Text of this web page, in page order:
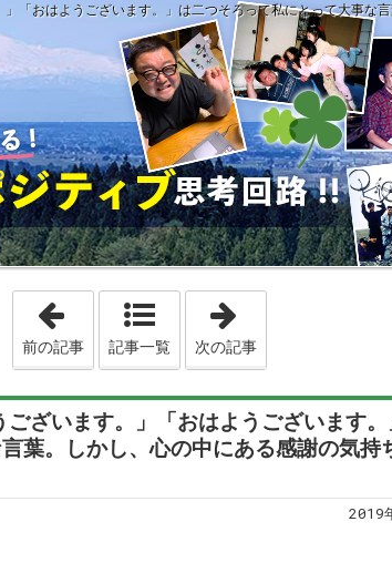
「おはようございます。」は二つそろって私にとって大事な
「第1565回 視線に入ったら、すぐ行動
前の記事 記事一覧 次の記事
ざいます。」「おはようございます。
葉。しかし、心の中にある感謝の気持
2019